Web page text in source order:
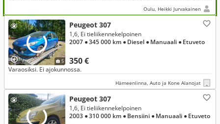
Oulu, Heikki Jurvakainen
5
Peugeot 307
350 €
1,6, Ei tieliikennekelpoinen
2007 ● 345 000 km ● Diesel ● Manuaali ● Etuveto
Varaosiksi. Ei ajokunnossa.
Hämeenlinna, Auto ja Kone Alanojat
Peugeot 307
1,6, Ei tieliikennekelpoinen
2003 ● 310 000 km ● Bensiini ● Manuaali ● Etuveto